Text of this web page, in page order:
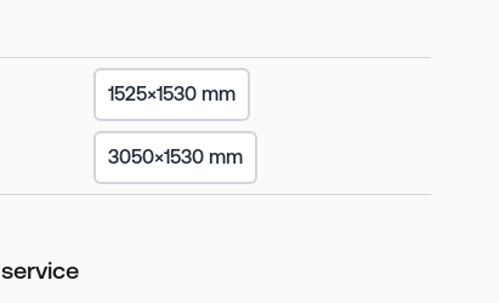
1525×1530 mm
3050×1530 mm